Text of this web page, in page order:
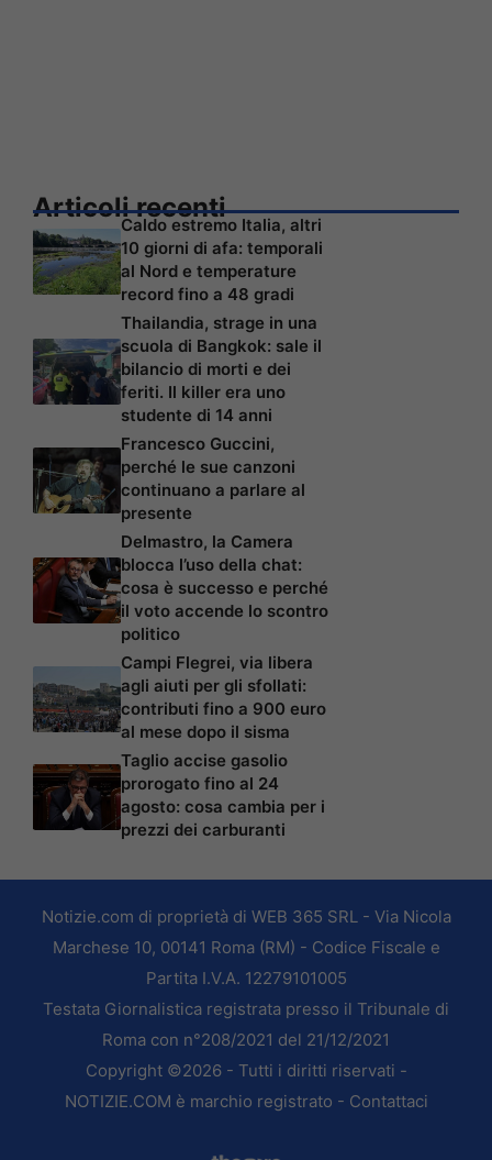
Articoli recenti
Caldo estremo Italia, altri
10 giorni di afa: temporali
al Nord e temperature
record fino a 48 gradi
Thailandia, strage in una
scuola di Bangkok: sale il
bilancio di morti e dei
feriti. Il killer era uno
studente di 14 anni
Francesco Guccini,
perché le sue canzoni
continuano a parlare al
presente
Delmastro, la Camera
blocca l’uso della chat:
cosa è successo e perché
il voto accende lo scontro
politico
Campi Flegrei, via libera
agli aiuti per gli sfollati:
contributi fino a 900 euro
al mese dopo il sisma
Taglio accise gasolio
prorogato fino al 24
agosto: cosa cambia per i
prezzi dei carburanti
Notizie.com di proprietà di WEB 365 SRL - Via Nicola
Marchese 10, 00141 Roma (RM) - Codice Fiscale e
Partita I.V.A. 12279101005
Testata Giornalistica registrata presso il Tribunale di
Roma con n°208/2021 del 21/12/2021
Copyright ©2026 - Tutti i diritti riservati -
NOTIZIE.COM è marchio registrato - Contattaci